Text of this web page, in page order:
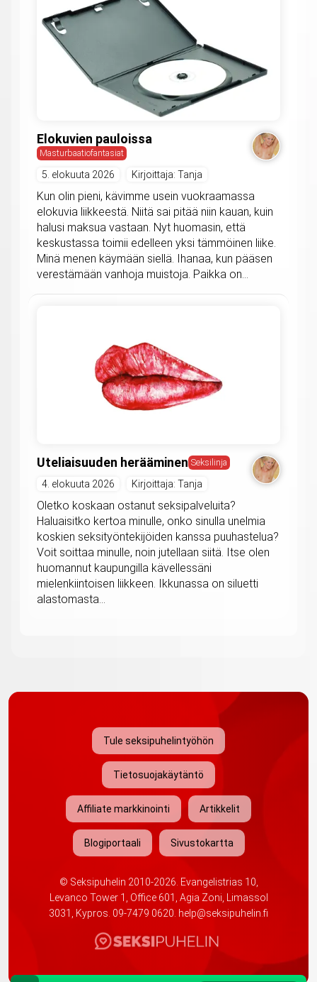
Elokuvien pauloissa
Masturbaatiofantasiat
5. elokuuta 2026 Kirjoittaja: Tanja
Kun olin pieni, kävimme usein vuokraamassa
elokuvia liikkeestä. Niitä sai pitää niin kauan, kuin
halusi maksua vastaan. Nyt huomasin, että
keskustassa toimii edelleen yksi tämmöinen liike.
Minä menen käymään siellä. Ihanaa, kun pääsen
verestämään vanhoja muistoja. Paikka on...
Uteliaisuuden herääminen Seksilinja
4. elokuuta 2026 Kirjoittaja: Tanja
Oletko koskaan ostanut seksipalveluita?
Haluaisitko kertoa minulle, onko sinulla unelmia
koskien seksityöntekijöiden kanssa puuhastelua?
Voit soittaa minulle, noin jutellaan siitä. Itse olen
huomannut kaupungilla kävellessäni
mielenkiintoisen liikkeen. Ikkunassa on siluetti
alastomasta...
Tule seksipuhelintyöhön
Tietosuojakäytäntö
Affiliate markkinointi Artikkelit
Blogiportaali Sivustokartta
© Seksipuhelin 2010-2026. Evangelistrias 10,
Levanco Tower 1, Office 601, Agia Zoni, Limassol
3031, Kypros. 09-7479 0620. help@seksipuhelin.fi